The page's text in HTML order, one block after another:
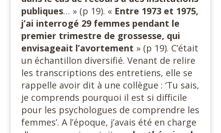
publiques… » (p 19). « Entre 1973 et 1975,
j’ai interrogé 29 femmes pendant le
premier trimestre de grossesse, qui
envisageait l’avortement » (p 19). C’était
un échantillon diversifié. Venant de relire
les transcriptions des entretiens, elle se
rappelle avoir dit à une collègue : ‘Tu sais,
je comprends pourquoi il est si difficile
pour les psychologues de comprendre les
femmes’. A l’époque, j’avais été en charge